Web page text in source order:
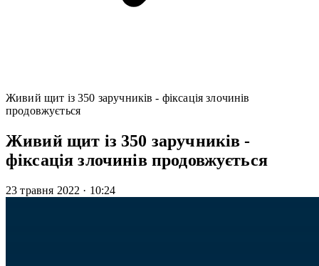
Живий щит із 350 заручників - фіксація злочинів
продовжується
Живий щит із 350 заручників -
фіксація злочинів продовжується
23 травня 2022 · 10:24